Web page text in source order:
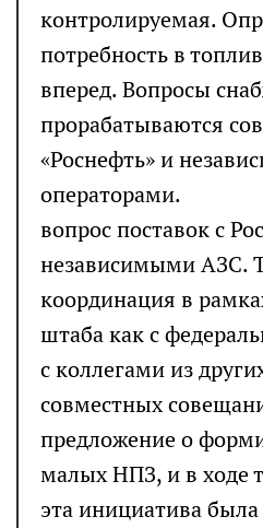
контролируемая.
потребность в
вперед. Вопросы
прорабатываются
«Роснефть» и
операторами.
вопрос поставок с
независимыми АЗС.
координация в
штаба как с
с коллегами из
совместных
предложение о
малых НПЗ, и в ходе
эта инициатива была